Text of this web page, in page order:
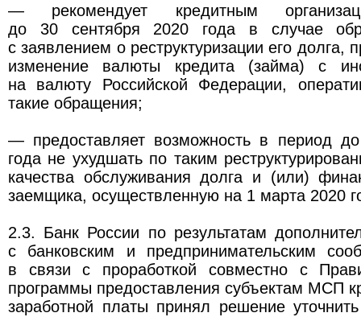
— рекомендует кредитным
до 30 сентября 2020 года в случае
с заявлением о реструктуризации его долга,
изменение валюты кредита (займа) с
на валюту Российской Федерации,
такие обращения;
— предоставляет возможность в период
года не ухудшать по таким
качества обслуживания долга и (или)
заемщика, осуществленную на 1 марта 2020
2.3. Банк России по результатам
с банковским и предпринимательским
в связи с проработкой совместно с
программы предоставления субъектам МСП
заработной платы принял решение